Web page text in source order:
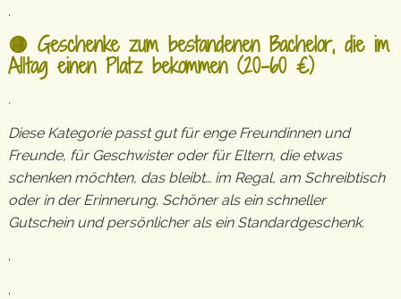
.
🟡 Geschenke zum bestandenen Bachelor, die im
Alltag einen Platz bekommen (20–60 €)
.
Diese Kategorie passt gut für enge Freundinnen und
Freunde, für Geschwister oder für Eltern, die etwas
schenken möchten, das bleibt… im Regal, am Schreibtisch
oder in der Erinnerung. Schöner als ein schneller
Gutschein und persönlicher als ein Standardgeschenk.
.
.